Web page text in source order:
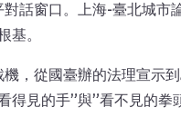
話窗口。上海-臺北城
基。
，從國臺辦的法理宣示
得見的手”與”看不見的